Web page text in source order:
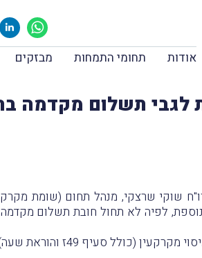
אודות תחומי התמחות מבזקים
שוקי שרצקי, מנהל תחום (שומת
נוספת, לפיה לא תחול חובת תשלום